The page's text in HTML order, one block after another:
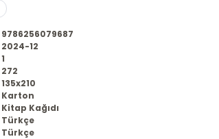
9786256079687
2024-12
1
272
135x210
Karton
Kitap Kağıdı
Türkçe
Türkçe